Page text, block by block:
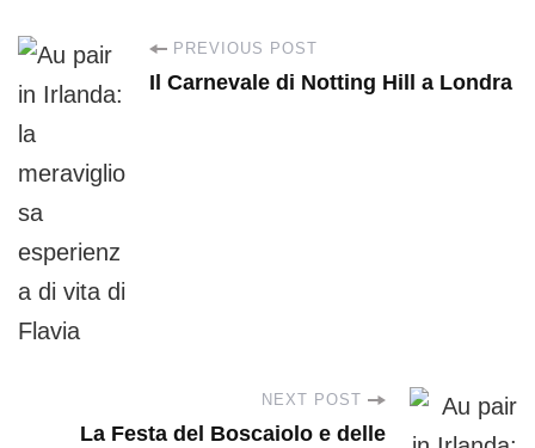
P
o
s
t
N
PREVIOUS POST
Il Carnevale di Notting Hill a Londra
NEXT POST
La Festa del Boscaiolo e delle